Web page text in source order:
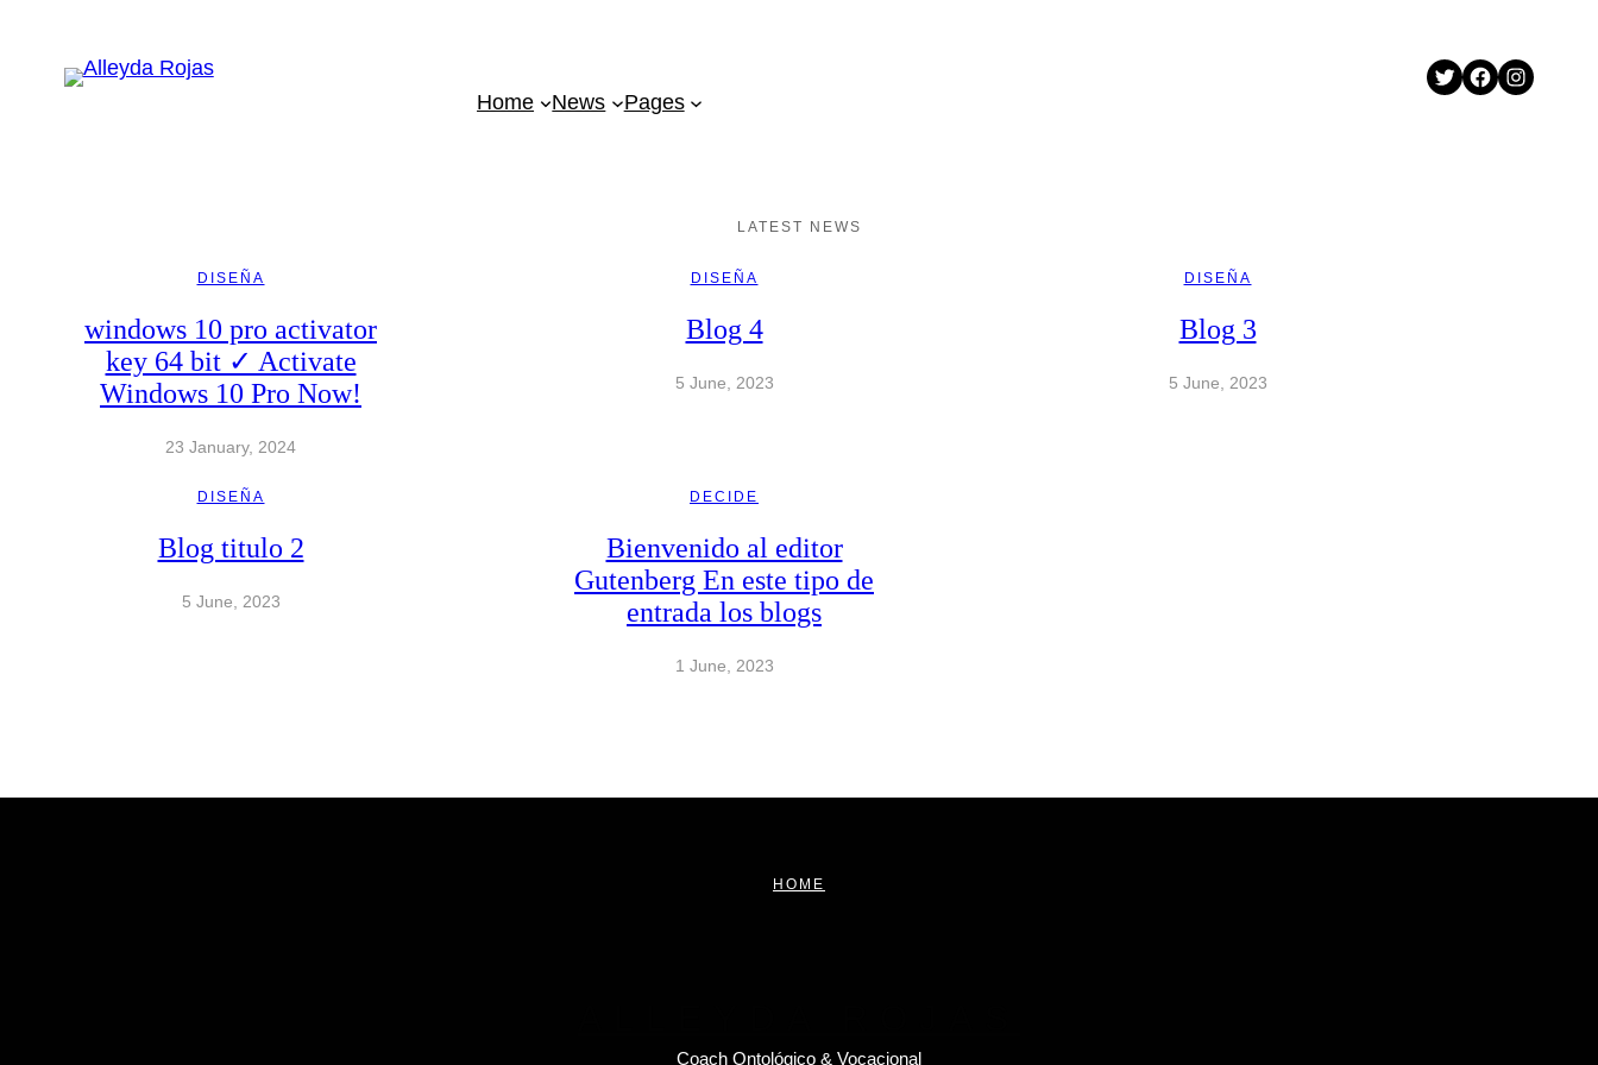
content
Home
News Pages
Twitter Facebook Instagram
LATEST NEWS
DISEÑA
windows 10 pro activator
key 64 bit ✓ Activate
Windows 10 Pro Now!
23 January, 2024
DISEÑA
Blog 4
5 June, 2023
DISEÑA
Blog 3
5 June, 2023
DISEÑA
Blog titulo 2
5 June, 2023
DECIDE
Bienvenido al editor
Gutenberg En este tipo de
entrada los blogs
1 June, 2023
HOME
Coach Ontológico & Vocacional